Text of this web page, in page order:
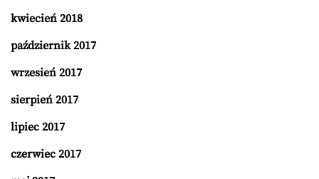
kwiecień 2018
październik 2017
wrzesień 2017
sierpień 2017
lipiec 2017
czerwiec 2017